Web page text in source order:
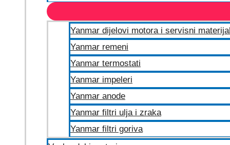
Yanmar dijelovi motora i servisni
Yanmar remeni
Yanmar termostati
Yanmar impeleri
Yanmar anode
Yanmar filtri ulja i zraka
Yanmar filtri goriva